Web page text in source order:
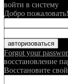
войти в систему
Добро
Forgot your
восстановление
Восстановите